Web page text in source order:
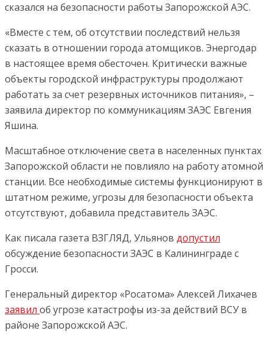
сказался на безопасности работы Запорожской АЭС.
«Вместе с тем, об отсутствии последствий нельзя
сказать в отношении города атомщиков. Энергодар
в настоящее время обесточен. Критически важные
объекты городской инфраструктуры продолжают
работать за счет резервных источников питания», –
заявила директор по коммуникациям ЗАЭС Евгения
Яшина.
Масштабное отключение света в населенных пунктах
Запорожской области не повлияло на работу атомной
станции. Все необходимые системы функционируют в
штатном режиме, угрозы для безопасности объекта
отсутствуют, добавила представитель ЗАЭС.
Как писала газета ВЗГЛЯД, Ульянов допустил
обсуждение безопасности ЗАЭС в Калининграде с
Гросси.
Генеральный директор «Росатома» Алексей Лихачев
заявил об угрозе катастрофы из-за действий ВСУ в
районе Запорожской АЭС.